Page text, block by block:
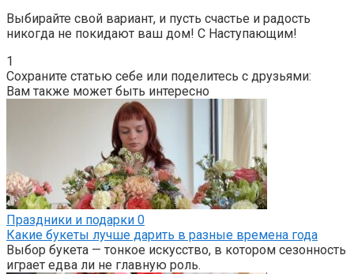
Выбирайте свой вариант, и пусть счастье и радость
никогда не покидают ваш дом! С Наступающим!
1
Сохраните статью себе или поделитесь с друзьями:
Вам также может быть интересно
Праздники и подарки 0
Какие букеты лучше дарить в разные времена года
Выбор букета — тонкое искусство, в котором сезонность
играет едва ли не главную роль.